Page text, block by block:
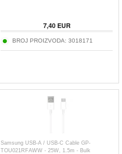
7,40EUR
BROJ PROIZVODA: 3018171
Samsung USB-A / USB-C Cable GP-
TOU021RFAWW - 25W, 1.5m - Bulk